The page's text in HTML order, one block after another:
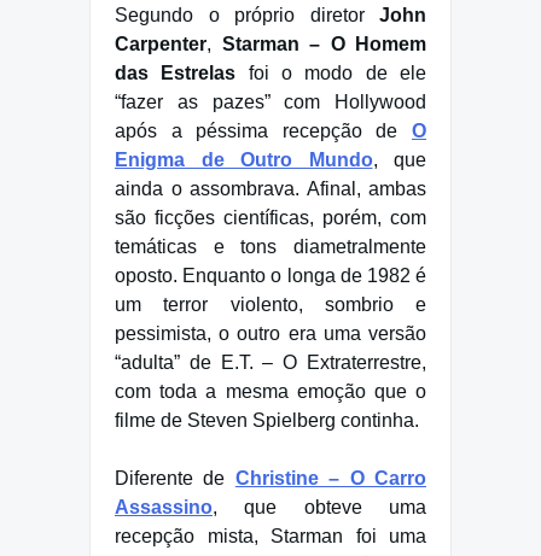
Segundo o próprio diretor John
Carpenter, Starman – O Homem
das Estrelas foi o modo de ele
“fazer as pazes” com Hollywood
após a péssima recepção de O
Enigma de Outro Mundo, que
ainda o assombrava. Afinal, ambas
são ficções científicas, porém, com
temáticas e tons diametralmente
oposto. Enquanto o longa de 1982 é
um terror violento, sombrio e
pessimista, o outro era uma versão
“adulta” de E.T. – O Extraterrestre,
com toda a mesma emoção que o
filme de Steven Spielberg continha.
Diferente de Christine – O Carro
Assassino, que obteve uma
recepção mista, Starman foi uma